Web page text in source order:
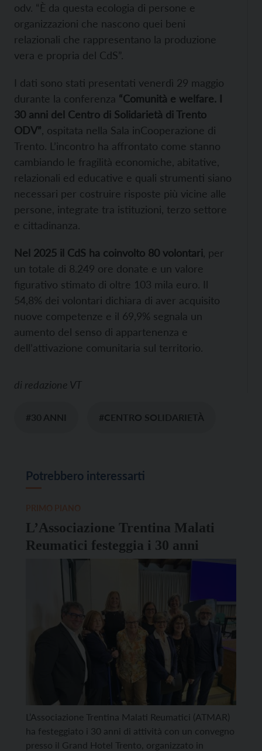
odv. “È da questa ecologia di persone e
organizzazioni che nascono quei beni
relazionali che rappresentano la produzione
vera e propria del CdS”.
I dati sono stati presentati venerdì 29 maggio
durante la conferenza “Comunità e welfare. I
30 anni del Centro di Solidarietà di Trento
ODV” , ospitata nella Sala inCooperazione di
Trento. L’incontro ha affrontato come stanno
cambiando le fragilità economiche, abitative,
relazionali ed educative e quali strumenti siano
necessari per costruire risposte più vicine alle
persone, integrate tra istituzioni, terzo settore
e cittadinanza.
Nel 2025 il CdS ha coinvolto 80 volontari , per
un totale di 8.249 ore donate e un valore
figurativo stimato di oltre 103 mila euro. Il
54,8% dei volontari dichiara di aver acquisito
nuove competenze e il 69,9% segnala un
aumento del senso di appartenenza e
dell’attivazione comunitaria sul territorio.
di redazione VT
#30 ANNI #CENTRO SOLIDARIETÀ
Potrebbero interessarti
L’Associazione Trentina Malati
Reumatici festeggia i 30 anni
L’Associazione Trentina Malati Reumatici (ATMAR)
ha festeggiato i 30 anni di attività con un convegno
presso il Grand Hotel Trento, organizzato in